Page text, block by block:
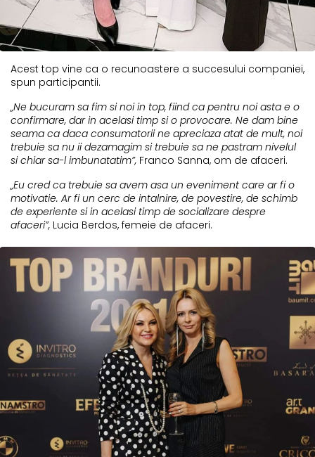
Acest top vine ca o recunoastere a succesului companiei,
spun participantii.
„Ne bucuram sa fim si noi in top, fiind ca pentru noi asta e o
confirmare, dar in acelasi timp si o provocare. Ne dam bine
seama ca daca consumatorii ne apreciaza atat de mult, noi
trebuie sa nu ii dezamagim si trebuie sa ne pastram nivelul
si chiar sa-l imbunatatim”, Franco Sanna, om de afaceri.
„Eu cred ca trebuie sa avem asa un eveniment care ar fi o
motivatie. Ar fi un cerc de intalnire, de povestire, de schimb
de experiente si in acelasi timp de socializare despre
afaceri”, Lucia Berdos, femeie de afaceri.